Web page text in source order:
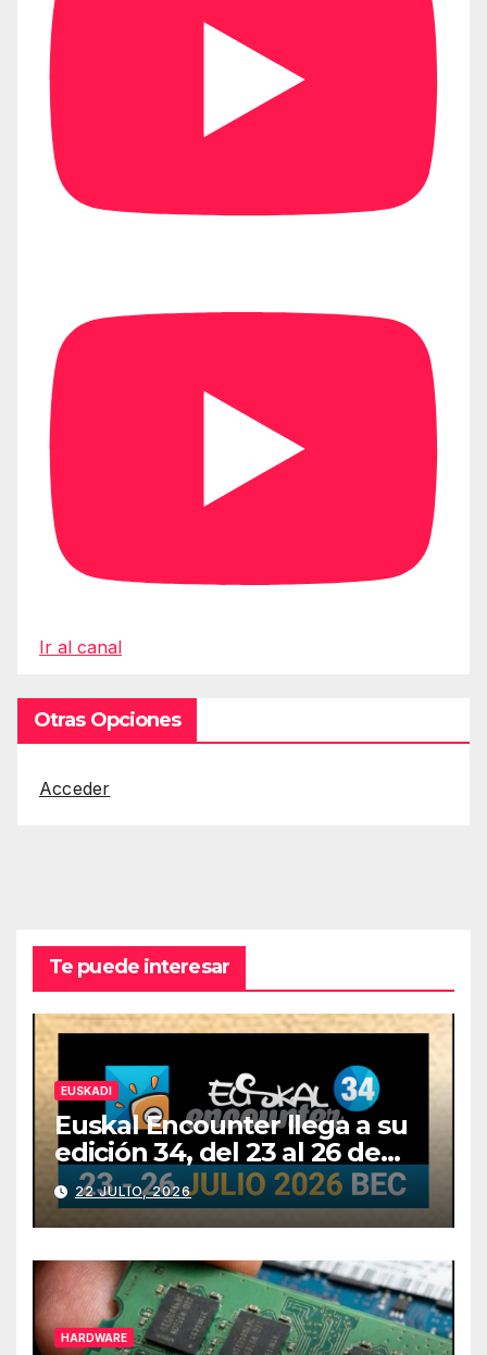
Ir al canal
Otras Opciones
Acceder
Te puede interesar
EUSKADI
Euskal Encounter llega a su
edición 34, del 23 al 26 de
julio
22 JULIO, 2026
HARDWARE